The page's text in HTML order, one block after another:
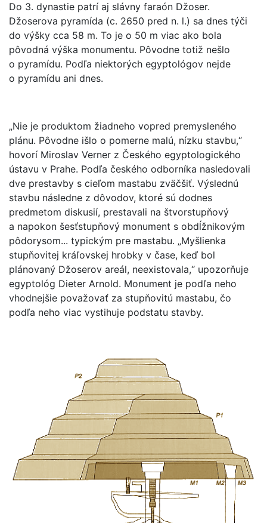
Do 3. dynastie patrí aj slávny faraón Džoser.
Džoserova pyramída (c. 2650 pred n. l.) sa dnes týči
do výšky cca 58 m. To je o 50 m viac ako bola
pôvodná výška monumentu. Pôvodne totiž nešlo
o pyramídu. Podľa niektorých egyptológov nejde
o pyramídu ani dnes.
„Nie je produktom žiadneho vopred premysleného
plánu. Pôvodne išlo o pomerne malú, nízku stavbu,“
hovorí Miroslav Verner z Českého egyptologického
ústavu v Prahe. Podľa českého odborníka nasledovali
dve prestavby s cieľom mastabu zväčšiť. Výslednú
stavbu následne z dôvodov, ktoré sú dodnes
predmetom diskusií, prestavali na štvorstupňový
a napokon šesťstupňový monument s obdĺžnikovým
pôdorysom... typickým pre mastabu. „Myšlienka
stupňovitej kráľovskej hrobky v čase, keď bol
plánovaný Džoserov areál, neexistovala,“ upozorňuje
egyptológ Dieter Arnold. Monument je podľa neho
vhodnejšie považovať za stupňovitú mastabu, čo
podľa neho viac vystihuje podstatu stavby.